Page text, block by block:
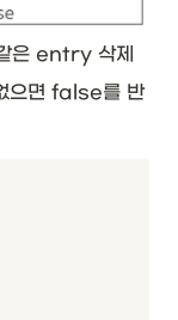
은 entry 삭제
으면 false를 반